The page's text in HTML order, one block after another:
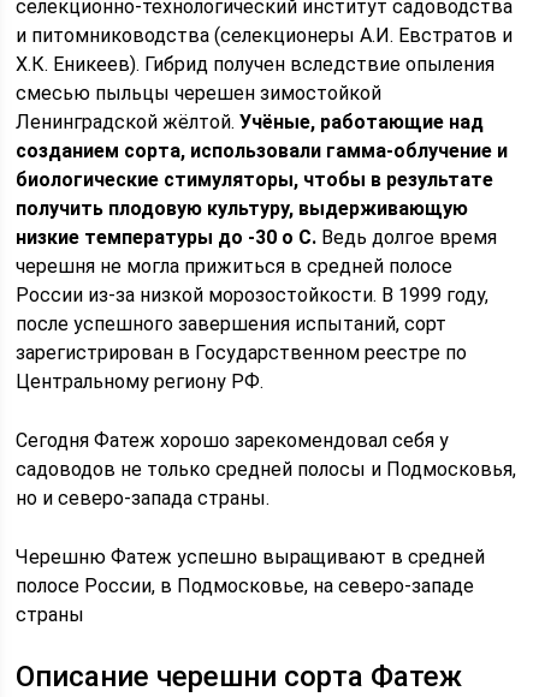
селекционно-технологический институт садоводства
и питомниководства (селекционеры А.И. Евстратов и
Х.К. Еникеев). Гибрид получен вследствие опыления
смесью пыльцы черешен зимостойкой
Ленинградской жёлтой.Учёные, работающие над
созданием сорта, использовали гамма-облучение и
биологические стимуляторы, чтобы в результате
получить плодовую культуру, выдерживающую
низкие температуры до -30 о С. Ведь долгое время
черешня не могла прижиться в средней полосе
России из-за низкой морозостойкости. В 1999 году,
после успешного завершения испытаний, сорт
зарегистрирован в Государственном реестре по
Центральному региону РФ.
Сегодня Фатеж хорошо зарекомендовал себя у
садоводов не только средней полосы и Подмосковья,
но и северо-запада страны.
Черешню Фатеж успешно выращивают в средней
полосе России, в Подмосковье, на северо-западе
страны
Описание черешни сорта Фатеж